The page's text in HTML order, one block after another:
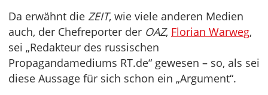
Da erwähnt die ZEIT, wie viele anderen Medien
auch, der Chefreporter der OAZ, Florian Warweg,
sei „Redakteur des russischen
Propagandamediums RT.de“ gewesen – so, als sei
diese Aussage für sich schon ein „Argument“.